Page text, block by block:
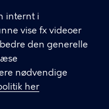
internt i
vise fx videoer
den generelle
nødvendige
her